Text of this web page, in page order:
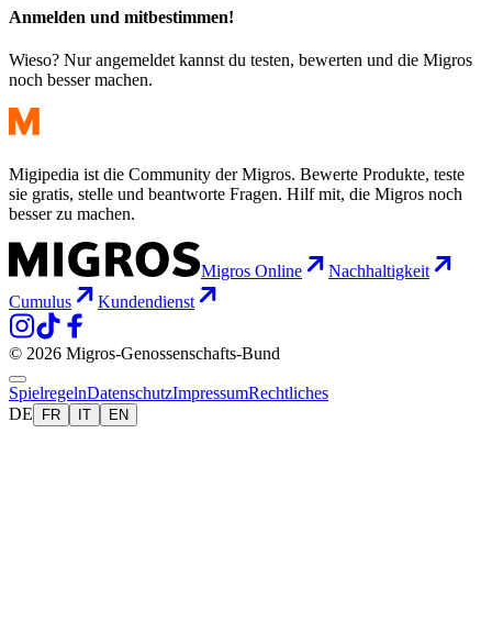
Anmelden und mitbestimmen!
Wieso? Nur angemeldet kannst du testen, bewerten und die Migros
noch besser machen.
Migipedia ist die Community der Migros. Bewerte Produkte, teste
sie gratis, stelle und beantworte Fragen. Hilf mit, die Migros noch
besser zu machen.
Migros Online
Nachhaltigkeit
Cumulus
Kundendienst
© 2026 Migros-Genossenschafts-Bund
SpielregelnDatenschutzImpressumRechtliches
DE
FR IT EN